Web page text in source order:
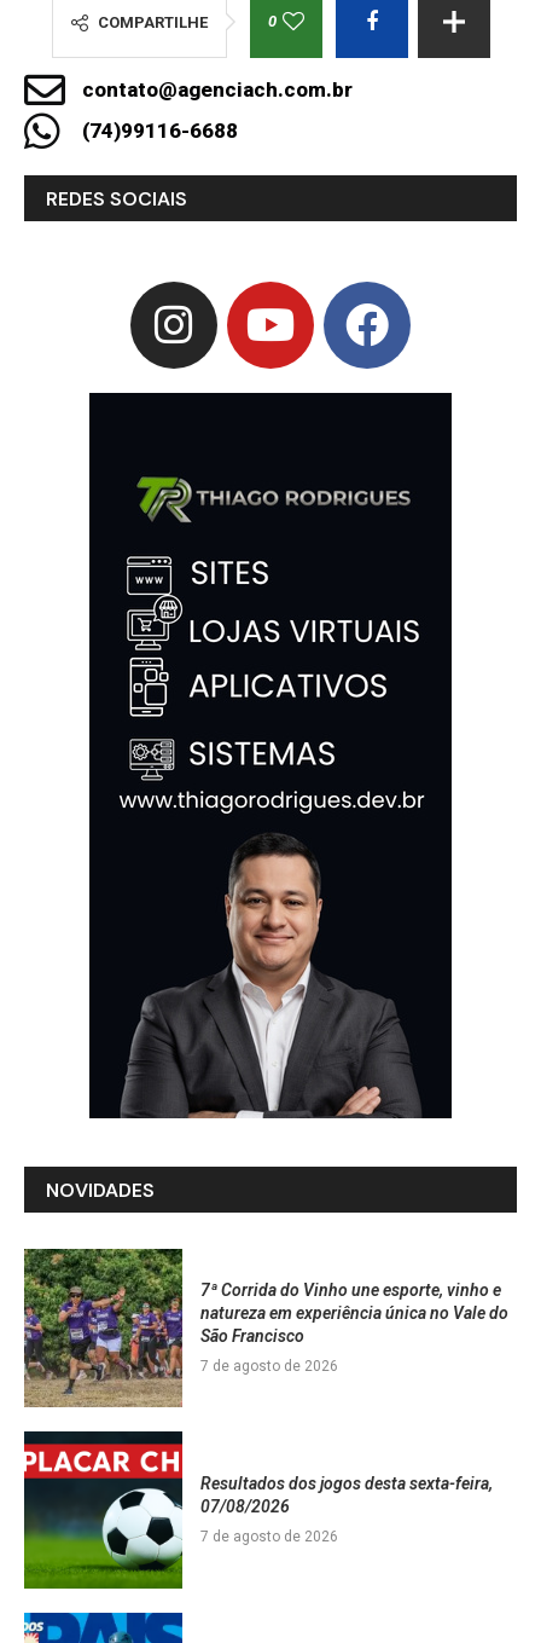
COMPARTILHE 0
contato@agenciach.com.br
(74)99116-6688
REDES SOCIAIS
NOVIDADES
7ª Corrida do Vinho une esporte, vinho e
natureza em experiência única no Vale do
São Francisco
7 de agosto de 2026
Resultados dos jogos desta sexta-feira,
07/08/2026
7 de agosto de 2026